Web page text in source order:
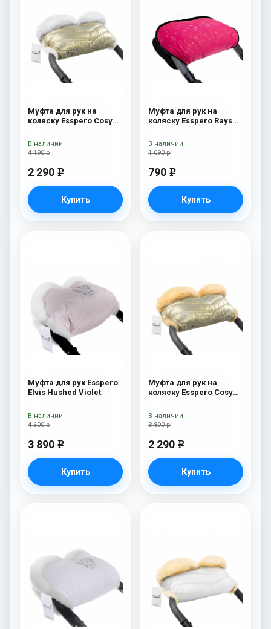
Муфта для рук на
коляску Esspero Cosy
4 190 р
2 290 e
Купить
В наличии
Муфта для рук на
коляску Esspero Rays
1 090 р
790 e
Купить
В наличии
Муфта для рук Esspero
Elvis Hushed Violet
4 600 р
3 890 e
Купить
В наличии
Муфта для рук на
коляску Esspero Cosy
3 890 р
2 290 e
Купить
В наличии